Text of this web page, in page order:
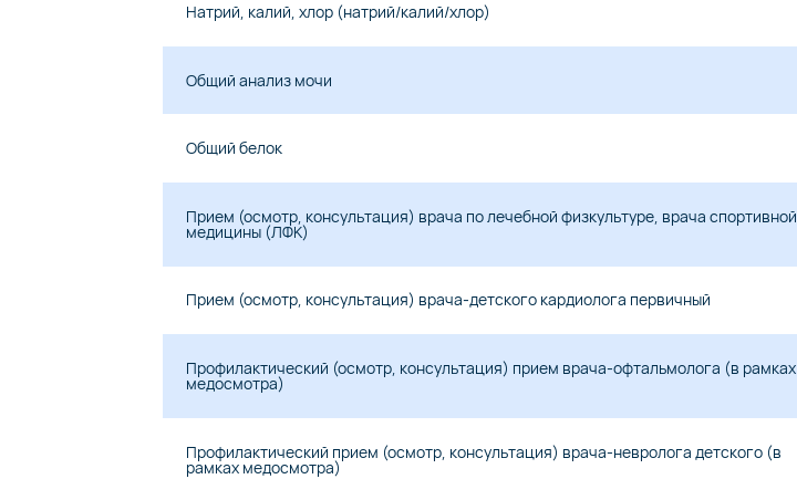
Натрий, калий, хлор (натрий/калий/хлор)
Общий анализ мочи
Общий белок
Прием (осмотр, консультация) врача по лечебной физкультуре, врача спортивной
медицины (ЛФК)
Прием (осмотр, консультация) врача-детского кардиолога первичный
Профилактический (осмотр, консультация) прием врача-офтальмолога (в рамках
медосмотра)
Профилактический прием (осмотр, консультация) врача-невролога детского (в
рамках медосмотра)